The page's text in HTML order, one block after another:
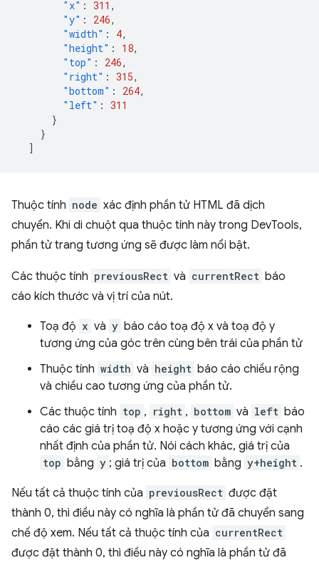
"x" : 311 ,
"y" : 246,
"width" : 4,
"height" : 18,
"top" : 246,
"right" : 315,
"bottom" : 264,
"left" : 311
}
}
]
Thuộc tính node xác định phần tử HTML đã dịch
chuyển. Khi di chuột qua thuộc tính này trong DevTools,
phần tử trang tương ứng sẽ được làm nổi bật.
Các thuộc tính previousRect và currentRect báo
cáo kích thước và vị trí của nút.
Toạ độ x và y báo cáo toạ độ x và toạ độ y
tương ứng của góc trên cùng bên trái của phần tử
Thuộc tính width và height báo cáo chiều rộng
và chiều cao tương ứng của phần tử.
Các thuộc tính top , right , bottom và left báo
cáo các giá trị toạ độ x hoặc y tương ứng với cạnh
nhất định của phần tử. Nói cách khác, giá trị của
top bằng y ; giá trị của bottom bằng y+height .
Nếu tất cả thuộc tính của previousRect được đặt
thành 0, thì điều này có nghĩa là phần tử đã chuyển sang
chế độ xem. Nếu tất cả thuộc tính của currentRect
được đặt thành 0, thì điều này có nghĩa là phần tử đã